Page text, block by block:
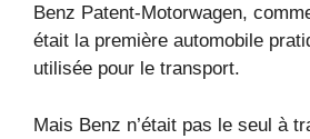
Benz Patent-Motorwagen,
était la première automobile
utilisée pour le transport.
Mais Benz n’était pas le seul à